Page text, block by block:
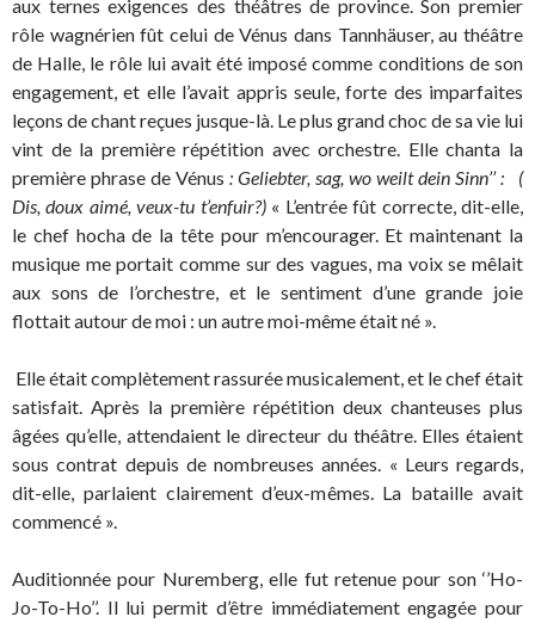
aux ternes exigences des théâtres de province. Son premier
rôle wagnérien fût celui de Vénus dans Tannhäuser, au théâtre
de Halle, le rôle lui avait été imposé comme conditions de son
engagement, et elle l’avait appris seule, forte des imparfaites
leçons de chant reçues jusque-là. Le plus grand choc de sa vie lui
vint de la première répétition avec orchestre. Elle chanta la
première phrase de Vénus : Geliebter, sag, wo weilt dein Sinn’’ : (
Dis, doux aimé, veux-tu t’enfuir?) « L’entrée fût correcte, dit-elle,
le chef hocha de la tête pour m’encourager. Et maintenant la
musique me portait comme sur des vagues, ma voix se mêlait
aux sons de l’orchestre, et le sentiment d’une grande joie
flottait autour de moi : un autre moi-même était né ».
Elle était complètement rassurée musicalement, et le chef était
satisfait. Après la première répétition deux chanteuses plus
âgées qu’elle, attendaient le directeur du théâtre. Elles étaient
sous contrat depuis de nombreuses années. « Leurs regards,
dit-elle, parlaient clairement d’eux-mêmes. La bataille avait
commencé ».
Auditionnée pour Nuremberg, elle fut retenue pour son ‘’Ho-
Jo-To-Ho’’. Il lui permit d’être immédiatement engagée pour